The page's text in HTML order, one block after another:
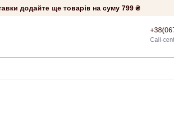
додайте ще товарів на суму 799 ₴
Call-